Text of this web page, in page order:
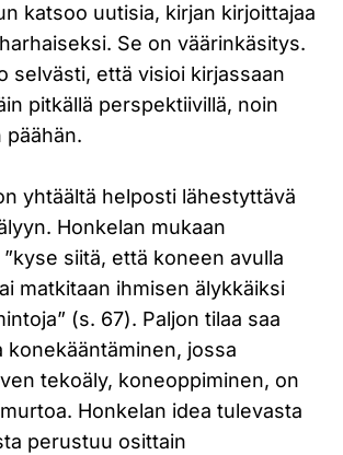
katsoo uutisia, kirjan kirjoittajaa
Se on väärinkäsitys.
selvästi, että visioi kirjassaan
pitkällä perspektiivillä, noin
päähän.
yhtäältä helposti lähestyttävä
Honkelan mukaan
siitä, että koneen avulla
matkitaan ihmisen älykkäiksi
(s. 67). Paljon tilaa saa
konekääntäminen, jossa
tekoäly, koneoppiminen, on
Honkelan idea tulevasta
perustuu osittain